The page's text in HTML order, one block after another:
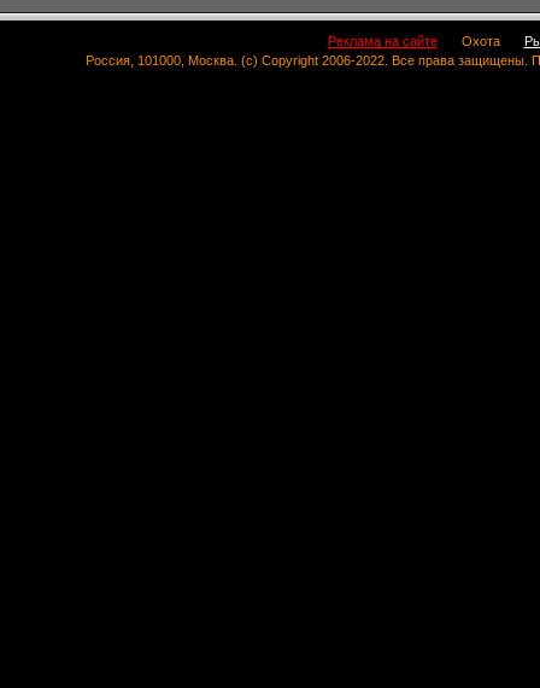
Реклама на сайте Охота
Россия, 101000, Москва. (c) Copyright 2006-2022. Все права защищены.